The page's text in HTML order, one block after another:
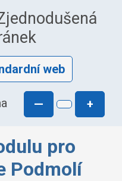
web
— +
pro
Podmolí